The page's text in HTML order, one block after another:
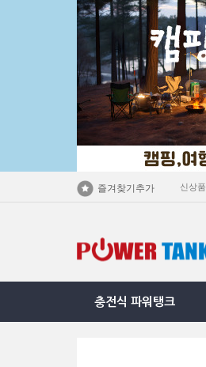
즐겨찾기추가 신상품
충전식 파워탱크